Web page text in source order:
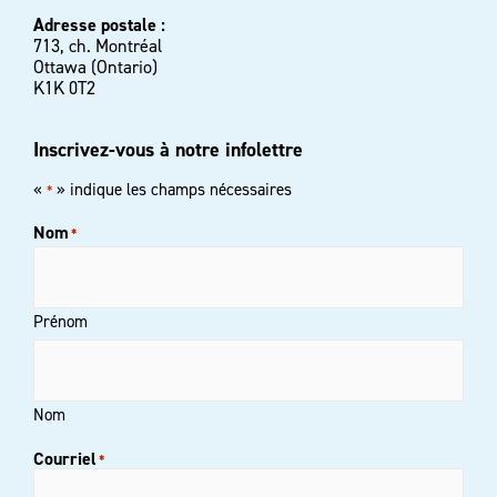
Adresse postale :
713, ch. Montréal
Ottawa (Ontario)
K1K 0T2
Inscrivez-vous à notre infolettre
« * » indique les champs nécessaires
Nom*
Prénom
Nom
Courriel*